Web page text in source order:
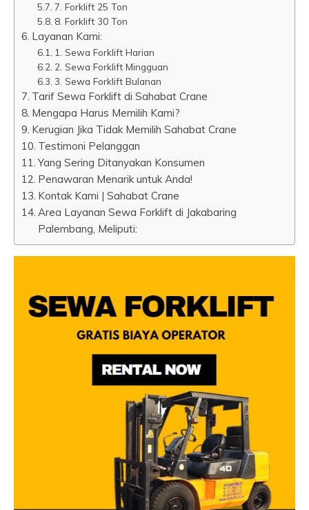
7. Forklift 25 Ton
8. Forklift 30 Ton
Layanan Kami:
1. Sewa Forklift Harian
2. Sewa Forklift Mingguan
3. Sewa Forklift Bulanan
Tarif Sewa Forklift di Sahabat Crane
Mengapa Harus Memilih Kami?
Kerugian Jika Tidak Memilih Sahabat Crane
Testimoni Pelanggan
Yang Sering Ditanyakan Konsumen
Penawaran Menarik untuk Anda!
Kontak Kami | Sahabat Crane
Area Layanan Sewa Forklift di Jakabaring
Palembang, Meliputi: